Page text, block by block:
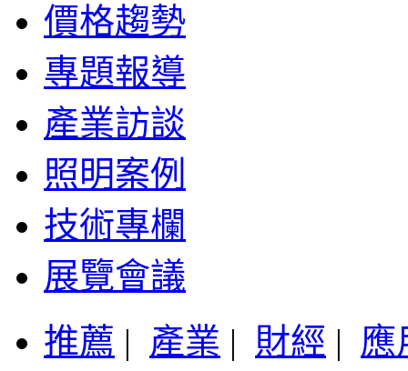
價格趨勢
專題報導
產業訪談
照明案例
技術專欄
展覽會議
推薦 | 產業 | 財經 | 應